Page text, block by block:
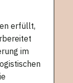
erfüllt,
im